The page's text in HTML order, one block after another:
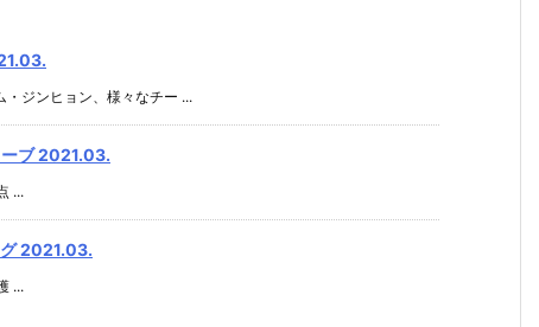
ジンヒョン、様々なチー ...
ーブ 2021.03.
...
グ 2021.03.
...